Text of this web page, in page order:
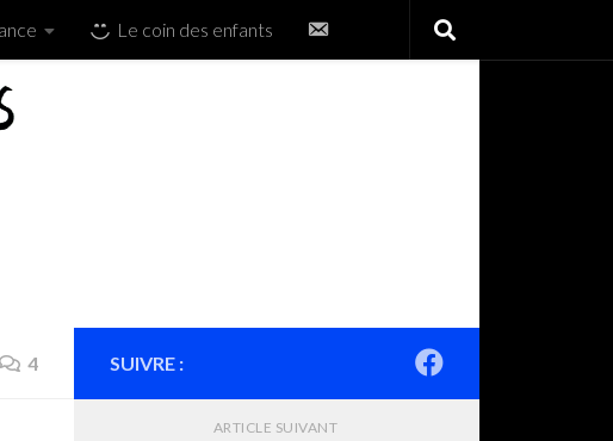
Le coin des enfants
Contactez-
4 SUIVRE :
ARTICLE SUIVANT